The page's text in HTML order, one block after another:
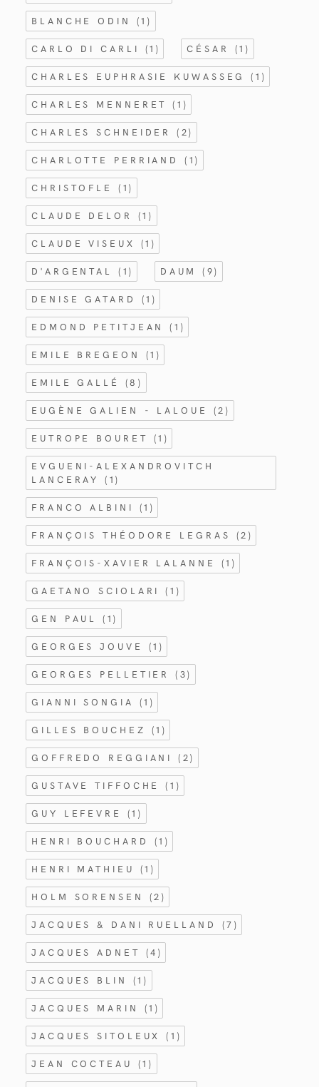
BLANCHE ODIN (1)
CARLO DI CARLI (1) CÉSAR (1)
CHARLES EUPHRASIE KUWASSEG(1)
CHARLES MENNERET(1)
CHARLES SCHNEIDER(2)
CHARLOTTE PERRIAND(1)
CHRISTOFLE (1)
CLAUDE DELOR (1)
CLAUDE VISEUX (1)
D'ARGENTAL (1) DAUM(9)
DENISE GATARD (1)
EDMOND PETITJEAN(1)
EMILE BREGEON (1)
EMILE GALLÉ (8)
EUGÈNE GALIEN - LALOUE (2)
EUTROPE BOURET (1)
EVGUENI-ALEXANDROVITCH
LANCERAY(1)
FRANCO ALBINI (1)
FRANÇOIS THÉODORE LEGRAS (2)
FRANÇOIS-XAVIER LALANNE (1)
GAETANO SCIOLARI(1)
GEN PAUL(1)
GEORGES JOUVE (1)
GEORGES PELLETIER(3)
GIANNI SONGIA (1)
GILLES BOUCHEZ (1)
GOFFREDO REGGIANI(2)
GUSTAVE TIFFOCHE(1)
GUY LEFEVRE (1)
HENRI BOUCHARD (1)
HENRI MATHIEU (1)
HOLM SORENSEN (2)
JACQUES & DANI RUELLAND (7)
JACQUES ADNET (4)
JACQUES BLIN (1)
JACQUES MARIN (1)
JACQUES SITOLEUX(1)
JEAN COCTEAU (1)